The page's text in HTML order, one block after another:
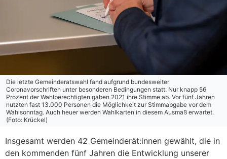
Die letzte Gemeinderatswahl fand aufgrund bundesweiter
Coronavorschriften unter besonderen Bedingungen statt: Nur knapp 56
Prozent der Wahlberechtigten gaben 2021 ihre Stimme ab. Vor fünf Jahren
nutzten fast 13.000 Personen die Möglichkeit zur Stimmabgabe vor dem
Wahlsonntag. Auch heuer werden Wahlkarten in diesem Ausmaß erwartet.
(Foto: Krückel)
Insgesamt werden 42 Gemeinderät:innen gewählt, die in
den kommenden fünf Jahren die Entwicklung unserer